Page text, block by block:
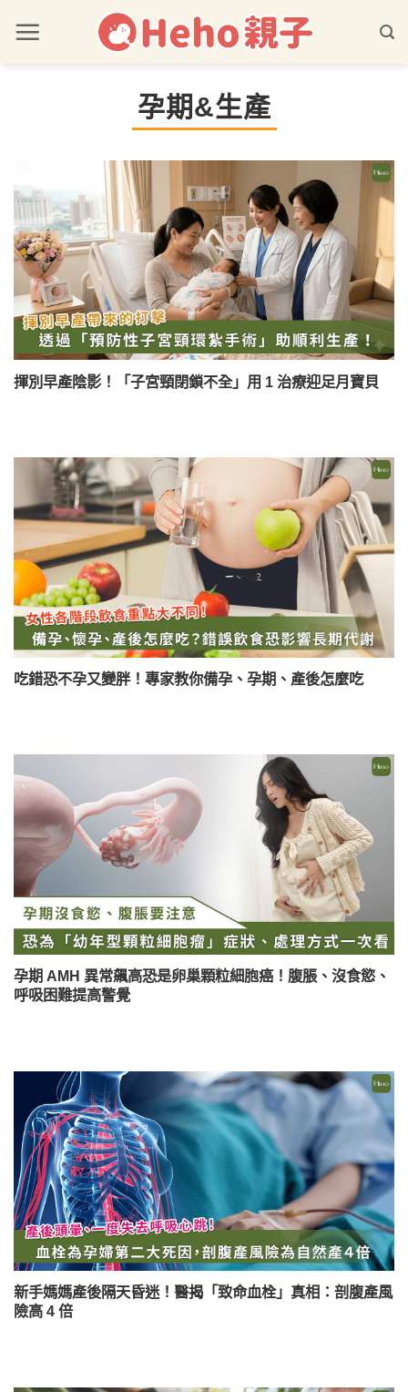
孕期&生產
揮別早產陰影！「子宮頸閉鎖不全」用 1 治療迎足月寶貝
吃錯恐不孕又變胖！專家教你備孕、孕期、產後怎麼吃
孕期 AMH 異常飆高恐是卵巢顆粒細胞癌！腹脹、沒食慾、
呼吸困難提高警覺
新手媽媽產後隔天昏迷！醫揭「致命血栓」真相：剖腹產風
險高 4 倍